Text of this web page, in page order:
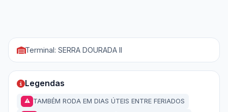
Terminal: SERRA DOURADA II
Legendas
⚠ TAMBÉM RODA EM DIAS ÚTEIS ENTRE FERIADOS